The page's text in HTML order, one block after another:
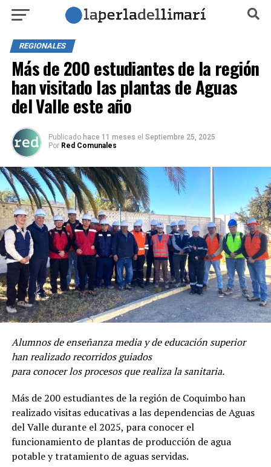
REGIONALES
Más de 200 estudiantes de la región
han visitado las plantas de Aguas
del Valle este año
Publicado hace 11 meses el Septiembre 25, 2025
Por Red Comunales
Alumnos de enseñanza media y de educación superior
han realizado recorridos guiados
para conocer los procesos que realiza la sanitaria.
Más de 200 estudiantes de la región de Coquimbo han
realizado visitas educativas a las dependencias de Aguas
del Valle durante el 2025, para conocer el
funcionamiento de plantas de producción de agua
potable y tratamiento de aguas servidas.